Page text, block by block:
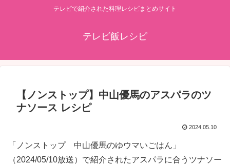
テレビで紹介された料理レシピまとめサイト
テレビ飯レシピ
【ノンストップ】中山優馬のアスパラのツ
ナソース レシピ
2024.05.10
「ノンストップ 中山優馬のゆウマいごはん」
（2024/05/10放送）で紹介されたアスパラに合うツナソー